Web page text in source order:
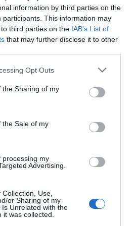
information by third parties on the
participants. This information may
third parties on the IAB’s List of
that may further disclose it to other
Opt Outs
the Sharing of my
the Sale of my
processing my
Advertising.
Use,
or Sharing of my
Unrelated with the
was collected.
también Flo, el velador de
su estilo bastanteCoach
la esencia de este diario,
En las dedicatorias que
libretas de adolescente,
a menudo. Nos lo
si cambiar fuera malo.
que tienes que cambiar de
a la irrelevancia o a la
o devaluación de ti